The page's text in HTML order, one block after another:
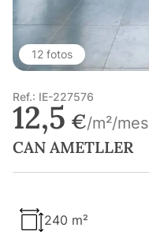
12 fotos
Ref.: IE-227576
12,5 €/m²/mes
CAN AMETLLER
240 m²